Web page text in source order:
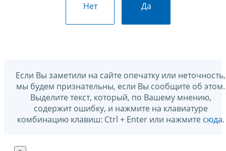
Нет Да
Если Вы заметили на сайте опечатку или неточность,
мы будем признательны, если Вы сообщите об этом.
Выделите текст, который, по Вашему мнению,
содержит ошибку, и нажмите на клавиатуре
комбинацию клавиш: Ctrl + Enter или нажмите сюда.